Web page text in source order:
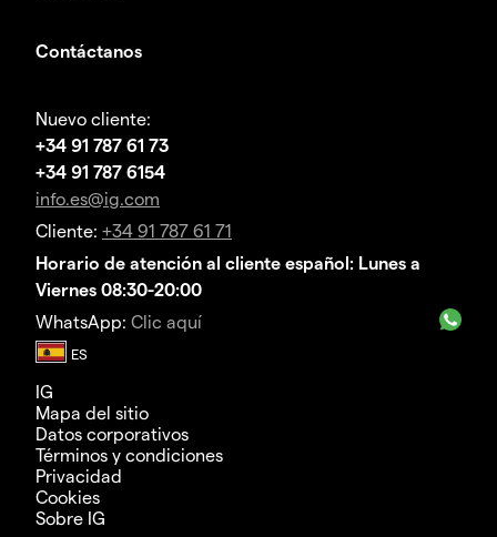
Contáctanos
Nuevo cliente:
+34 91 787 61 73
+34 91 787 6154
info.es@ig.com
Cliente: +34 91 787 61 71
Horario de atención al cliente español: Lunes a
Viernes 08:30-20:00
WhatsApp: Clic aquí
IG
Mapa del sitio
Datos corporativos
Términos y condiciones
Privacidad
Cookies
Sobre IG